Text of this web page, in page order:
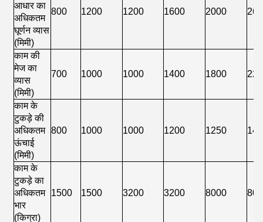
आधार का
अधिकतम
घूर्णन व्यास
(मिमी)
800 1200 1200 1600 2000
काम की
मेज का
व्यास
(मिमी)
700 1000 1000 1400 1800
काम के
टुकड़े की
अधिकतम
ऊंचाई
(मिमी)
800 1000 1000 1200 1250
काम के
टुकड़े का
अधिकतम
भार
(किग्रा)
1500 1500 3200 3200 8000